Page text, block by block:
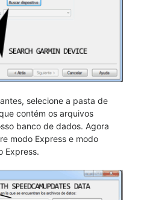
selecione a pasta de
contém os arquivos
banco de dados. Agora
modo Express e modo
Express.